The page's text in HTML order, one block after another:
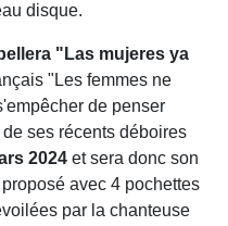
disque.
"Las mujeres ya
"Les femmes ne
de penser
ses récents déboires
2024 et sera donc son
avec 4 pochettes
par la chanteuse